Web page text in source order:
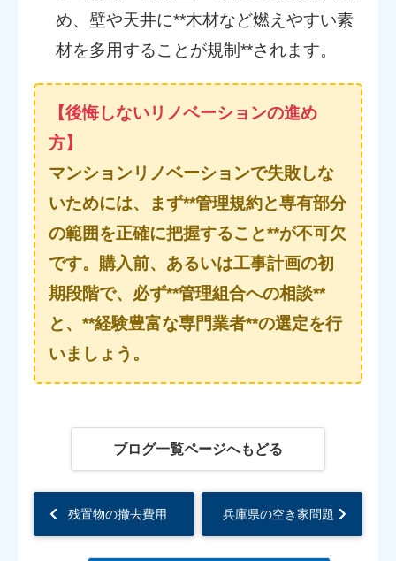
め、壁や天井に**木材など燃えやすい素
材を多用することが規制**されます。
【後悔しないリノベーションの進め
方】
マンションリノベーションで失敗しな
いためには、まず**管理規約と専有部分
の範囲を正確に把握すること**が不可欠
です。購入前、あるいは工事計画の初
期段階で、必ず**管理組合への相談**
と、**経験豊富な専門業者**の選定を行
いましょう。
ブログ一覧ページへもどる
残置物の撤去費用 兵庫県の空き家問題